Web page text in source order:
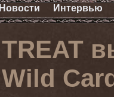
Новости Интервью
TREAT
Wild